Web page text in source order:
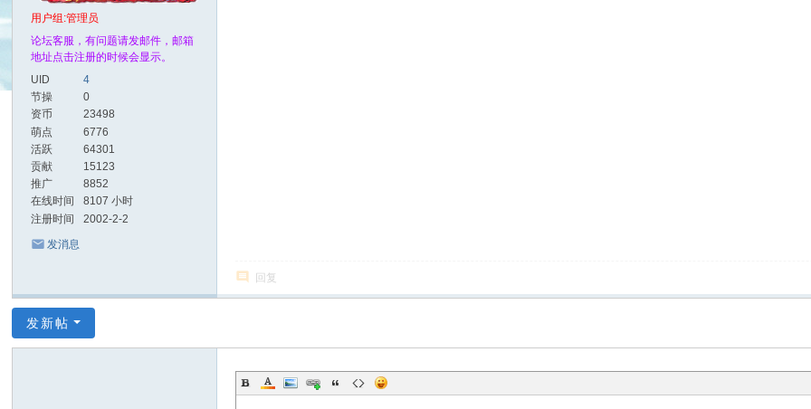
用户组:管理员
论坛客服，有问题请发邮件，邮箱
地址点击注册的时候会显示。
UID
4
节操
0
资币
23498
萌点
6776
活跃
64301
贡献
15123
推广
8852
在线时间
8107 小时
注册时间
2002-2-2
发消息
回复
发新帖